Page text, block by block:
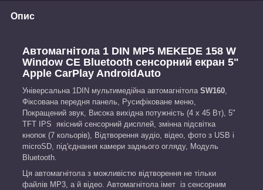
Опис
Автомагнітола 1 DIN MP5 MEKEDE 158 W
Window CE Bluetooth сенсорний екран 5"
Apple CarPlay AndroidAuto
Універсальна 1DIN мультимедійна автомагнітола SW160
Фіксована передня панель, Русифіковане меню,
Покращений звук, Висока вихідна потужність (4 х 45 Вт), 5"
TFT IPS якісний сенсорний дисплей, змінна підсвітка
кнопок (7 кольорів), Відтворення аудіо, відео, фото з USB і
microSD, під'єднання камери заднього огляду, Модуль
Вluetooth.
Ця автомагнітола з можливістю відтворення не тільки
файлів MP3, а й відео. Автомагнітола імет із сенсорним